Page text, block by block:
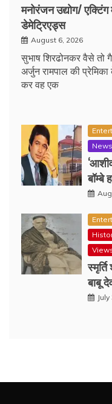
मनोरंजन उद्योग/
डेमेट्रिएड्स
August 6, 2026
सुभाष शिरढोनकर वैसे तो
अर्जुन रामपाल की
कर वह एक
News
बॉम्बे
बाबू